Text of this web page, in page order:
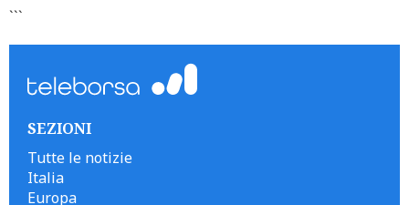
```
SEZIONI
Tutte le notizie
Italia
Europa